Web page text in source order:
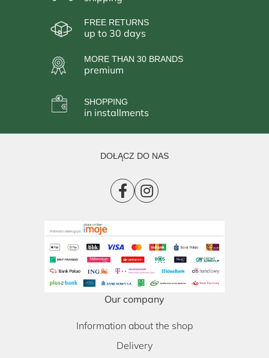
FREE RETURNS
up to 30 days
MORE THAN 30 BRANDS
premium
SHOPPING
in installments
DOŁĄCZ DO NAS
Our company
Information about the shop
Delivery